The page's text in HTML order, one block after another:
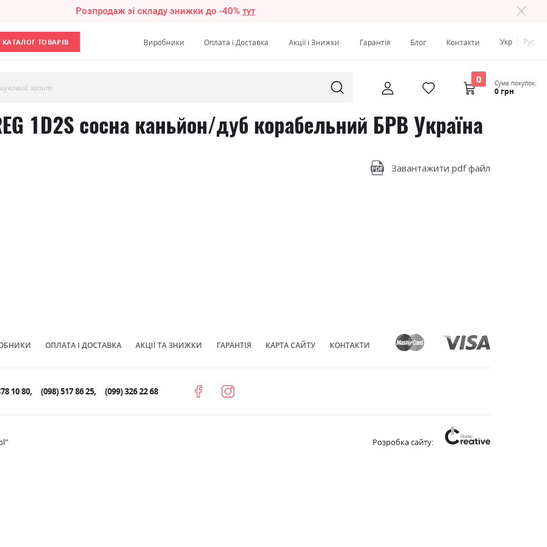
Розпродаж зі складу знижки до -40% тут
КАТАЛОГ ТОВАРІВ Виробники Оплата і Доставка Акції і Знижки Гарантія Блог Контакти Укр Рус
запит
0 Сума покупок:
0 грн
1D2S сосна каньйон/дуб корабельний БРВ Україна
Завантажити pdf файл
ОПЛАТА І ДОСТАВКА АКЦІЇ ТА ЗНИЖКИ ГАРАНТІЯ КАРТА САЙТУ КОНТАКТИ
10 80 (098) 517 86 25 (099) 326 22 68
Розробка сайту: